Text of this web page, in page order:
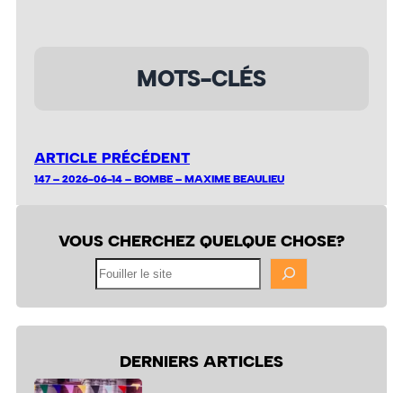
MOTS-CLÉS
ARTICLE PRÉCÉDENT
147 – 2026-06-14 – BOMBE – MAXIME BEAULIEU
VOUS CHERCHEZ QUELQUE CHOSE?
DERNIERS ARTICLES